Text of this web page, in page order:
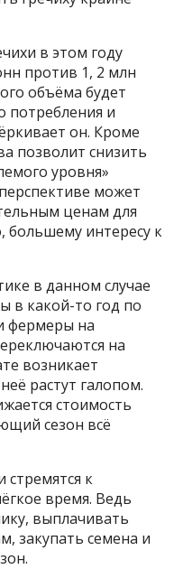
в этом году
против 1, 2 млн
объёма будет
потребления и
он. Кроме
позволит снизить
уровня»
может
ценам для
большему интересу к
в данном случае
в какой-то год по
фермеры на
на
возникает
растут галопом.
стоимость
сезон всё
к
время. Ведь
выплачивать
закупать семена и